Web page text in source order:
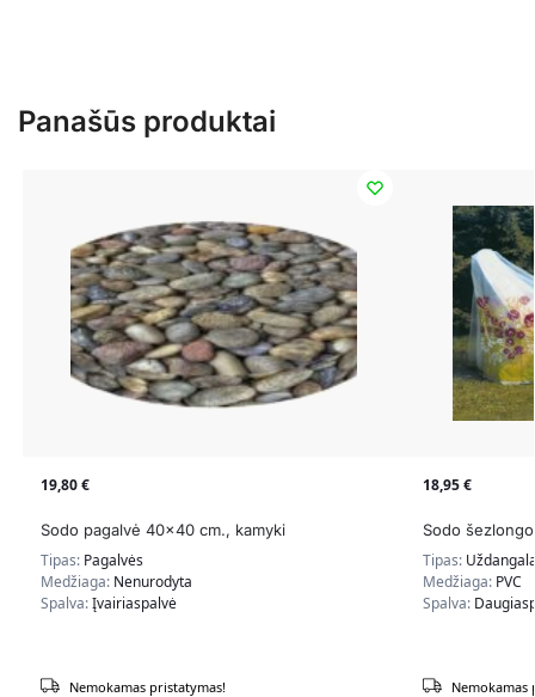
Panašūs produktai
19,80€
Sodo pagalvė 40×40 cm., kamyki
Tipas: Pagalvės
Medžiaga: Nenurodyta
Spalva:Įvairiaspalvė
Nemokamas pristatymas!
18,95€
Sodo
Tipas:
Medžiaga: PVC
Spalva:
Nemokamas